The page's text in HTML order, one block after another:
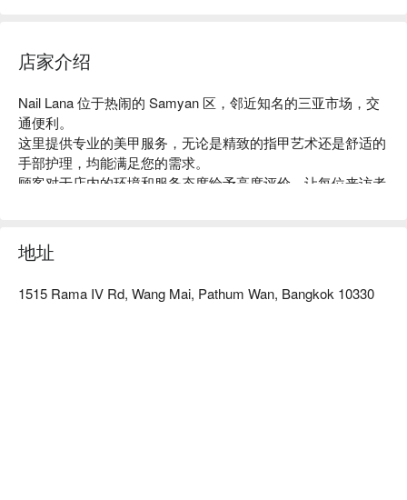
店家介绍
Nail Lana 位于热闹的 Samyan 区，邻近知名的三亚市场，交
通便利。
这里提供专业的美甲服务，无论是精致的指甲艺术还是舒适的
手部护理，均能满足您的需求。
顾客对于店内的环境和服务态度给予高度评价，让每位来访者
都是您的理想选择。
特别推荐给爱美的女性朋友们！用 FunNow 预订立即享优惠！
地址
1515 Rama IV Rd, Wang Mai, Pathum Wan, Bangkok 10330